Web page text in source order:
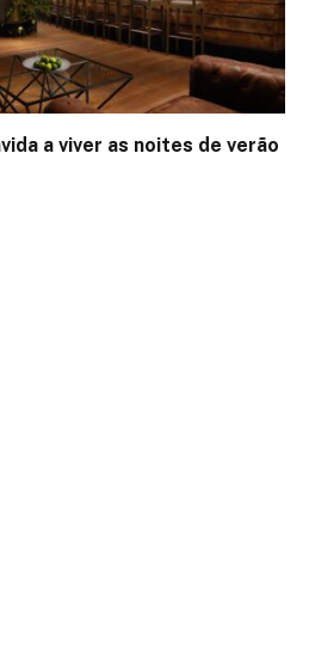
a viver as noites de verão